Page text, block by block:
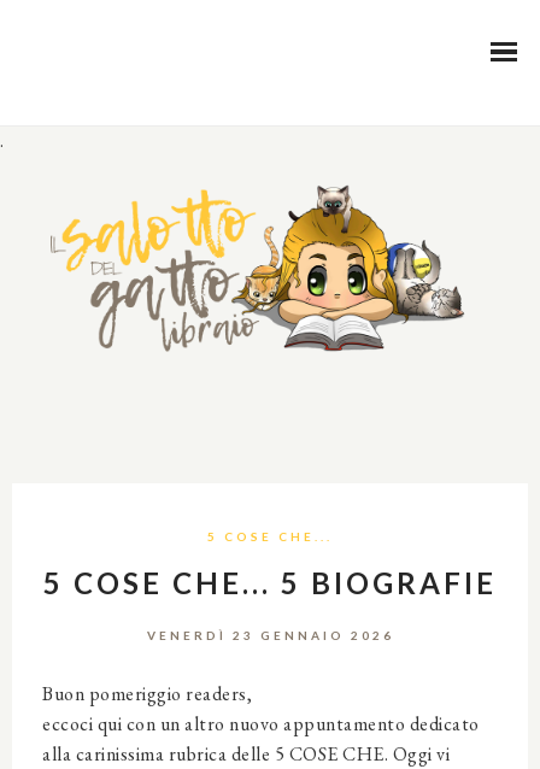
.
5 COSE CHE...
5 COSE CHE... 5 BIOGRAFIE
VENERDÌ 23 GENNAIO 2026
Buon pomeriggio readers,
eccoci qui con un altro nuovo appuntamento dedicato
alla carinissima rubrica delle 5 COSE CHE. Oggi vi